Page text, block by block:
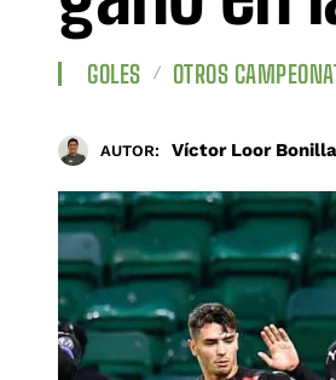
GOLES OTROS
AUTOR: Víctor Loor Bonilla